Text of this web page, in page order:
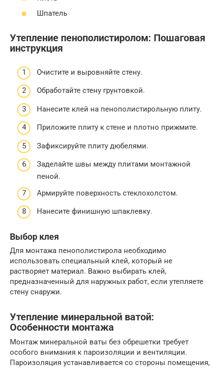
Шпатель
Утепление пенополистиролом: Пошаговая
инструкция
Очистите и выровняйте стену.
Обработайте стену грунтовкой.
Нанесите клей на пенополистирольную плиту.
Приложите плиту к стене и плотно прижмите.
Зафиксируйте плиту дюбелями.
Заделайте швы между плитами монтажной
пеной.
Армируйте поверхность стеклохолстом.
Нанесите финишную шпаклевку.
Выбор клея
Для монтажа пенополистирола необходимо
использовать специальный клей, который не
растворяет материал. Важно выбирать клей,
предназначенный для наружных работ, если утепляете
стену снаружи.
Утепление минеральной ватой:
Особенности монтажа
Монтаж минеральной ваты без обрешетки требует
особого внимания к пароизоляции и вентиляции.
Пароизоляция устанавливается со стороны помещения,